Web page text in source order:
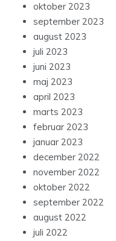
oktober 2023
september 2023
august 2023
juli 2023
juni 2023
maj 2023
april 2023
marts 2023
februar 2023
januar 2023
december 2022
november 2022
oktober 2022
september 2022
august 2022
juli 2022